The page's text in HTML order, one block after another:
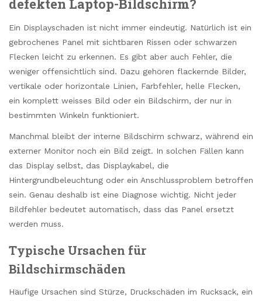
defekten Laptop-Bildschirm?
Ein Displayschaden ist nicht immer eindeutig. Natürlich ist ein
gebrochenes Panel mit sichtbaren Rissen oder schwarzen
Flecken leicht zu erkennen. Es gibt aber auch Fehler, die
weniger offensichtlich sind. Dazu gehören flackernde Bilder,
vertikale oder horizontale Linien, Farbfehler, helle Flecken,
ein komplett weisses Bild oder ein Bildschirm, der nur in
bestimmten Winkeln funktioniert.
Manchmal bleibt der interne Bildschirm schwarz, während ein
externer Monitor noch ein Bild zeigt. In solchen Fällen kann
das Display selbst, das Displaykabel, die
Hintergrundbeleuchtung oder ein Anschlussproblem betroffen
sein. Genau deshalb ist eine Diagnose wichtig. Nicht jeder
Bildfehler bedeutet automatisch, dass das Panel ersetzt
werden muss.
Typische Ursachen für
Bildschirmschäden
Häufige Ursachen sind Stürze, Druckschäden im Rucksack, ein